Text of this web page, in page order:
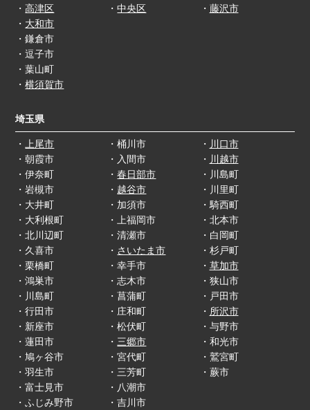
・高津区
・中央区
・ 藤沢市
・ 大和市
・鎌倉市
・逗子市
・葉山町
・横須賀市
埼玉県
・
上尾市
・朝霞市
・伊奈町
・岩槻市
・大井町
・大利根町
・桶川市
・入間市
・春日部市
・ 越谷市
・加須市
・上福岡市
・ 川口市
・ 川越市
・川島町
・川里町
・騎西町
・北本市
・北川辺町
・久喜市
・栗橋町
・鴻巣市
・川島町
・行田市
・清瀬市
・ さいたま市
・幸手市
・志木市
・菖蒲町
・庄和町
・白岡町
・杉戸町
・ 草加市
・狭山市
・戸田市
・ 所沢市
・新座市
・蓮田市
・鳩ヶ谷市
・羽生市
・富士見市
・ふじみ野市
・松伏町
・ 三郷市
・宮代町
・三芳町
・八潮市
・吉川市
・与野市
・和光市
・鷲宮町
・蕨市